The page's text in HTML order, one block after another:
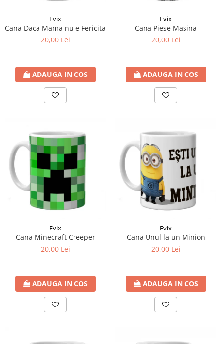
Evix
Cana Daca Mama nu e Fericita
20,00 Lei
ADAUGA IN COS
Evix
Cana Piese Masina
20,00 Lei
ADAUGA IN COS
Evix
Cana Minecraft Creeper
20,00 Lei
ADAUGA IN COS
Evix
Cana Unul la un Minion
20,00 Lei
ADAUGA IN COS